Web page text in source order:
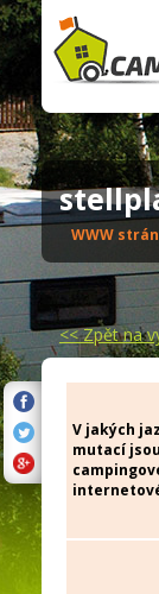
WWW
<<Zpět na
V jakých
mutací